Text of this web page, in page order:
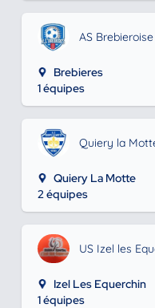
AS Brebieroise
Brebieres
1 équipes
Quiery la
Quiery La Motte
2 équipes
US Izel les
Izel Les Equerchin
1 équipes